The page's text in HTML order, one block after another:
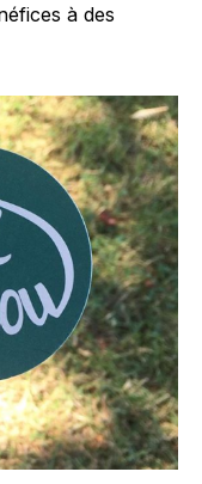
à des